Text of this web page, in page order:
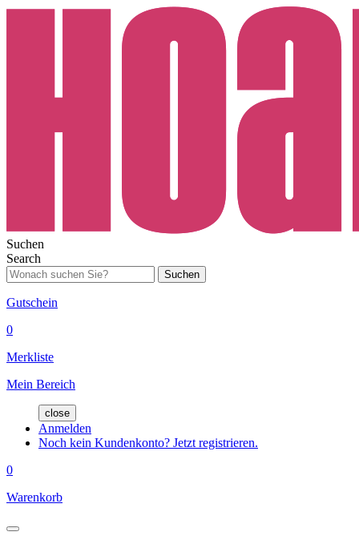
Suchen
Search
Suchen
Gutschein
0
Merkliste
Mein Bereich
close
Anmelden
Noch kein Kundenkonto? Jetzt registrieren.
0
Warenkorb